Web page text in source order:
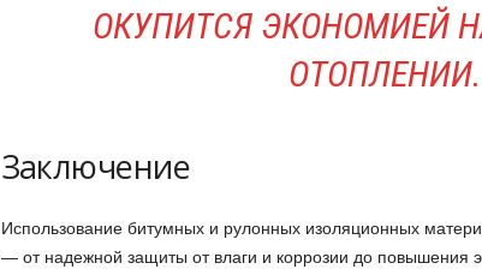
ОКУПИТСЯ ЭКОНОМИЕЙ
ОТОПЛЕНИИ.
Заключение
Использование битумных и рулонных изоляционных
— от надежной защиты от влаги и коррозии до повышения